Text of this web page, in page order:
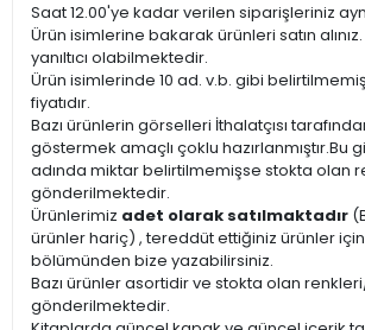
Saat 12.00'ye kadar verilen siparişleriniz
Ürün isimlerine bakarak ürünleri satın
yanıltıcı olabilmektedir.
Ürün isimlerinde 10 ad. v.b. gibi
fiyatıdır.
Bazı ürünlerin görselleri İthalatçısı
göstermek amaçlı çoklu hazırlanmıştır.Bu
adında miktar belirtilmemişse stokta olan
gönderilmektedir.
Ürünlerimiz adet olarak satılmaktadır
ürünler hariç) , tereddüt ettiğiniz ürünler
bölümünden bize yazabilirsiniz.
Bazı ürünler asortidir ve stokta olan
gönderilmektedir.